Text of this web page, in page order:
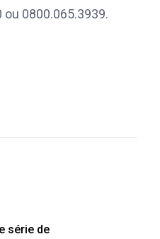
0800.065.3939.
série de